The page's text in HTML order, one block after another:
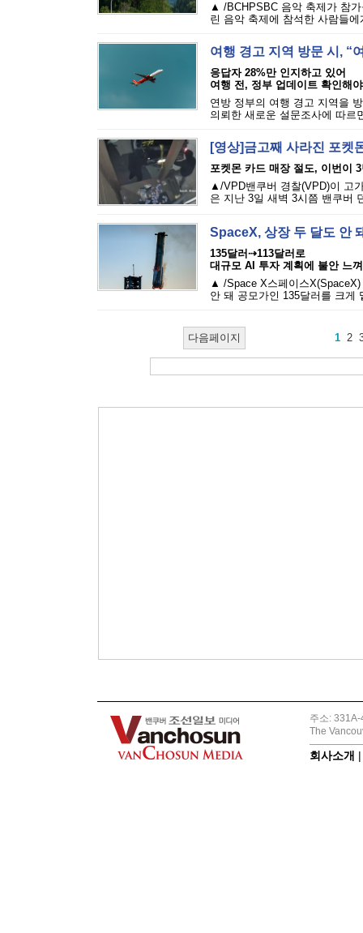
▲ /BCHPSBC 음악 축제가 참
린 음악 축제에 참석한 사람들
여행 경고 지역 방문 시, “
응답자 28%만 인지하고 있어
여행 전, 정부 업데이트 확인해야
연방 정부의 여행 경고 지역을
의뢰한 새로운 설문조사에 따르
[영상]금고째 사라진 포켓
포켓몬 카드 매장 절도, 이번이
▲/VPD밴쿠버 경찰(VPD)이 고
은 지난 3일 새벽 3시쯤 밴쿠버
SpaceX, 상장 두 달도 안
135달러⇢113달러로
대규모 AI 투자 계획에 불안 느껴
▲ /Space X스페이스
안 돼 공모가인 135달러를 크게
다음페이지 1 2
주소:
The
회사소개